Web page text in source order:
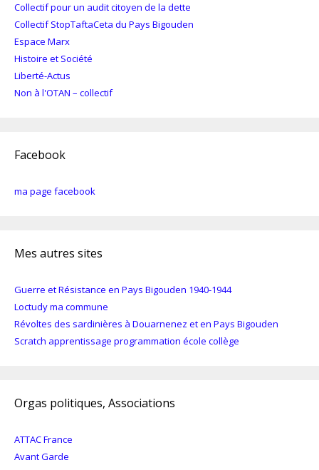
Collectif pour un audit citoyen de la dette
Collectif StopTaftaCeta du Pays Bigouden
Espace Marx
Histoire et Société
Liberté-Actus
Non à l'OTAN – collectif
Facebook
ma page facebook
Mes autres sites
Guerre et Résistance en Pays Bigouden 1940-1944
Loctudy ma commune
Révoltes des sardinières à Douarnenez et en Pays Bigouden
Scratch apprentissage programmation école collège
Orgas politiques, Associations
ATTAC France
Avant Garde